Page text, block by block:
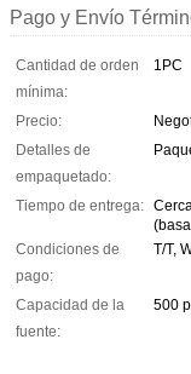
Pago y Envío
Cantidad de orden
mínima:
1PC
Precio:
Detalles de
empaquetado:
Tiempo de entrega:
Condiciones de
pago:
T/T,
Capacidad de la
fuente:
500